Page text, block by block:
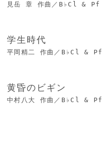
見岳 章 作曲／B♭Cl & Pf
学生時代
平岡精二 作曲／B♭Cl & Pf
黄昏のビギン
中村八大 作曲／B♭Cl & Pf